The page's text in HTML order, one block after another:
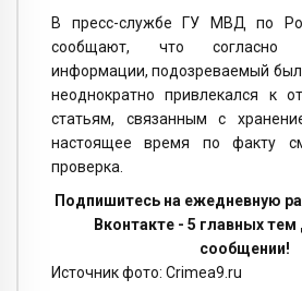
В пресс-службе ГУ МВД по
сообщают, что согласно
информации, подозреваемый был
неоднократно привлекался к
статьям, связанным с
настоящее время по факту
проверка.
Подпишитесь на ежедневную
Вконтакте - 5 главных
сообщении!
Источник фото: Crimea9.ru